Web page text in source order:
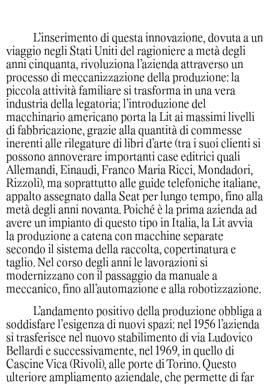
L’inserimento di questa innovazione, dovuta a un
viaggio negli Stati Uniti del ragioniere a metà degli
anni cinquanta, rivoluziona l’azienda attraverso un
processo di meccanizzazione della produzione: la
piccola attività familiare si trasforma in una vera
industria della legatoria; l’introduzione del
macchinario americano porta la Lit ai massimi livelli
di fabbricazione, grazie alla quantità di commesse
inerenti alle rilegature di libri d’arte (tra i suoi clienti si
possono annoverare importanti case editrici quali
Allemandi, Einaudi, Franco Maria Ricci, Mondadori,
Rizzoli), ma soprattutto alle guide telefoniche italiane,
appalto assegnato dalla Seat per lungo tempo, fino alla
metà degli anni novanta. Poiché è la prima azienda ad
avere un impianto di questo tipo in Italia, la Lit avvia
la produzione a catena con macchine separate
secondo il sistema della raccolta, copertinatura e
taglio. Nel corso degli anni le lavorazioni si
modernizzano con il passaggio da manuale a
meccanico, fino all’automazione e alla robotizzazione.
L’andamento positivo della produzione obbliga a
soddisfare l’esigenza di nuovi spazi: nel 1956 l’azienda
si trasferisce nel nuovo stabilimento di via Ludovico
Bellardi e successivamente, nel 1969, in quello di
Cascine Vica (Rivoli), alle porte di Torino. Questo
ulteriore ampliamento aziendale, che permette di far